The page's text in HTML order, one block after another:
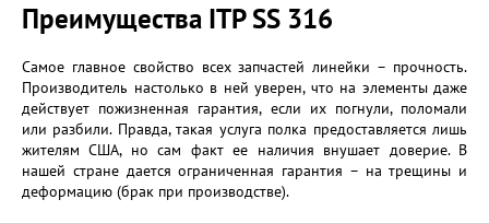
Преимущества ITP SS 316
Самое главное свойство всех запчастей линейки – прочность.
Производитель настолько в ней уверен, что на элементы даже
действует пожизненная гарантия, если их погнули, поломали
или разбили. Правда, такая услуга полка предоставляется лишь
жителям США, но сам факт ее наличия внушает доверие. В
нашей стране дается ограниченная гарантия – на трещины и
деформацию (брак при производстве).